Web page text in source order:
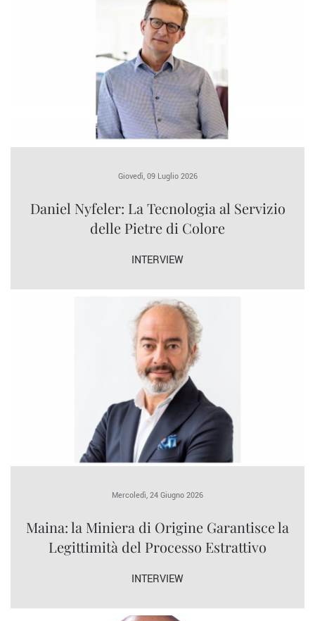
Giovedì, 09 Luglio 2026
Daniel Nyfeler: La Tecnologia al Servizio
delle Pietre di Colore
INTERVIEW
Mercoledì, 24 Giugno 2026
Maina: la Miniera di Origine Garantisce la
Legittimità del Processo Estrattivo
INTERVIEW